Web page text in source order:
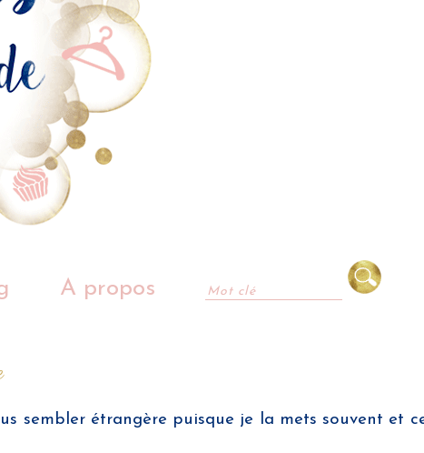
A propos
sembler étrangère puisque je la mets souvent et